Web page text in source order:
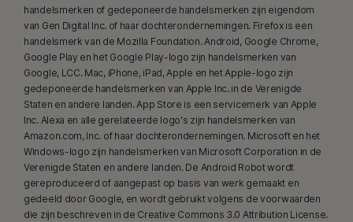
handelsmerken of gedeponeerde handelsmerken zijn eigendom
van Gen Digital Inc. of haar dochterondernemingen. Firefox is een
handelsmerk van de Mozilla Foundation. Android, Google Chrome,
Google Play en het Google Play-logo zijn handelsmerken van
Google, LCC. Mac, iPhone, iPad, Apple en het Apple-logo zijn
gedeponeerde handelsmerken van Apple Inc. in de Verenigde
Staten en andere landen. App Store is een servicemerk van Apple
Inc. Alexa en alle gerelateerde logo's zijn handelsmerken van
Amazon.com, Inc. of haar dochterondernemingen. Microsoft en het
Windows-logo zijn handelsmerken van Microsoft Corporation in de
Verenigde Staten en andere landen. De Android Robot wordt
gereproduceerd of aangepast op basis van werk gemaakt en
gedeeld door Google, en wordt gebruikt volgens de voorwaarden
die zijn beschreven in de Creative Commons 3.0 Attribution License.